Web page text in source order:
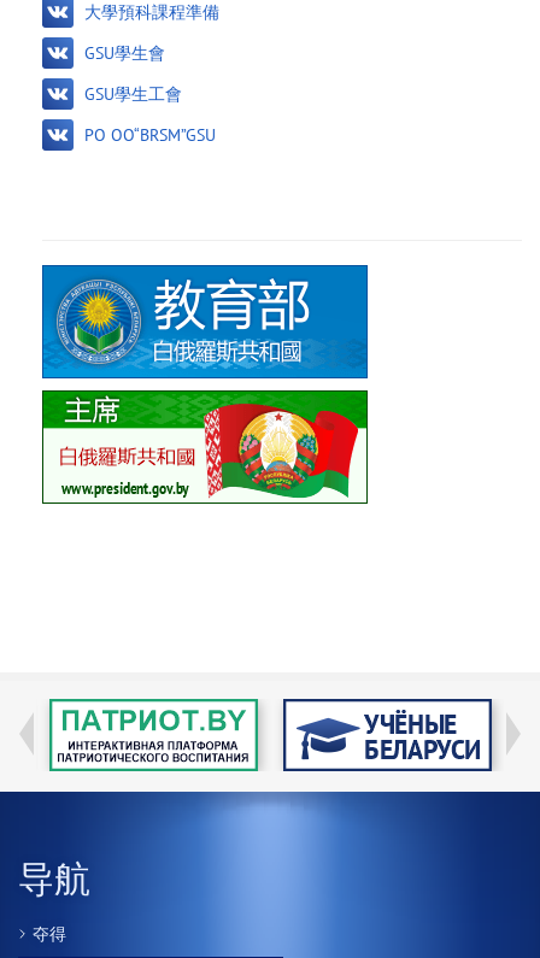
大學預科課程準備
GSU學生會
GSU學生工會
PO OO“BRSM”GSU
导航
夺得